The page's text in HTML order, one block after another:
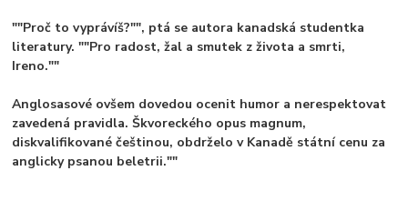
""Proč to vyprávíš?"", ptá se autora kanadská studentka
literatury. ""Pro radost, žal a smutek z života a smrti,
Ireno.""
Anglosasové ovšem dovedou ocenit humor a nerespektovat
zavedená pravidla. Škvoreckého opus magnum,
diskvalifikované češtinou, obdrželo v Kanadě státní cenu za
anglicky psanou beletrii.""